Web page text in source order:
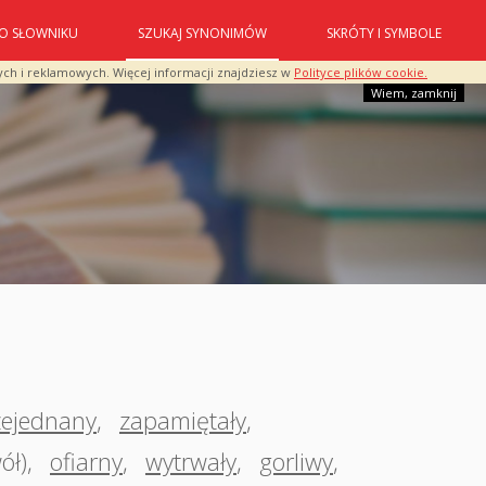
i reklamowych. Więcej informacji znajdziesz w Polityce plików cookie.
Wiem, zamknij
O SŁOWNIKU SZUKAJ SYNONIMÓW SKRÓTY I SYMBOLE
, zapamiętały,
, ofiarny, wytrwały, gorliwy,